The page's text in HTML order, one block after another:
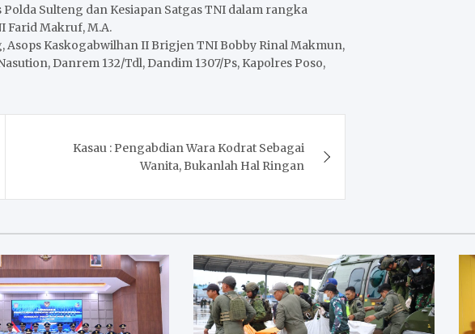
Sulteng dan Kesiapan Satgas TNI dalam rangka
Farid Makruf, M.A.
Kaskogabwilhan II Brigjen TNI Bobby Rinal Makmun,
Danrem 132/Tdl, Dandim 1307/Ps, Kapolres Poso,
Kasau : Pengabdian Wara Kodrat Sebagai
Wanita, Bukanlah Hal Ringan